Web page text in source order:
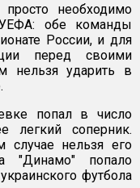
необходимо
обе команды
России, и для
перед своими
нельзя ударить в
попал в число
легкий соперник.
нельзя его
"Динамо" попало
футбола